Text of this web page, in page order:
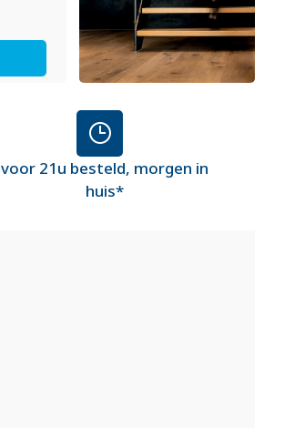
voor 21u besteld, morgen in
huis*